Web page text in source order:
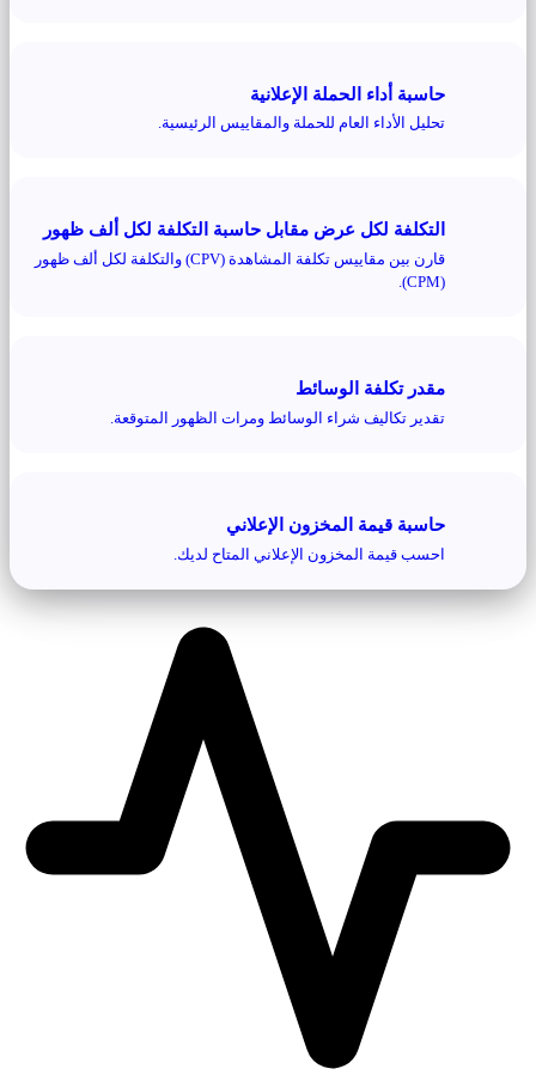
حاسبة أداء الحملة الإعلانية
تحليل الأداء العام للحملة والمقاييس الرئيسية.
التكلفة لكل عرض مقابل حاسبة التكلفة لكل ألف ظهور
قارن بين مقاييس تكلفة المشاهدة (CPV) والتكلفة لكل ألف ظهور
(CPM).
مقدر تكلفة الوسائط
تقدير تكاليف شراء الوسائط ومرات الظهور المتوقعة.
حاسبة قيمة المخزون الإعلاني
احسب قيمة المخزون الإعلاني المتاح لديك.